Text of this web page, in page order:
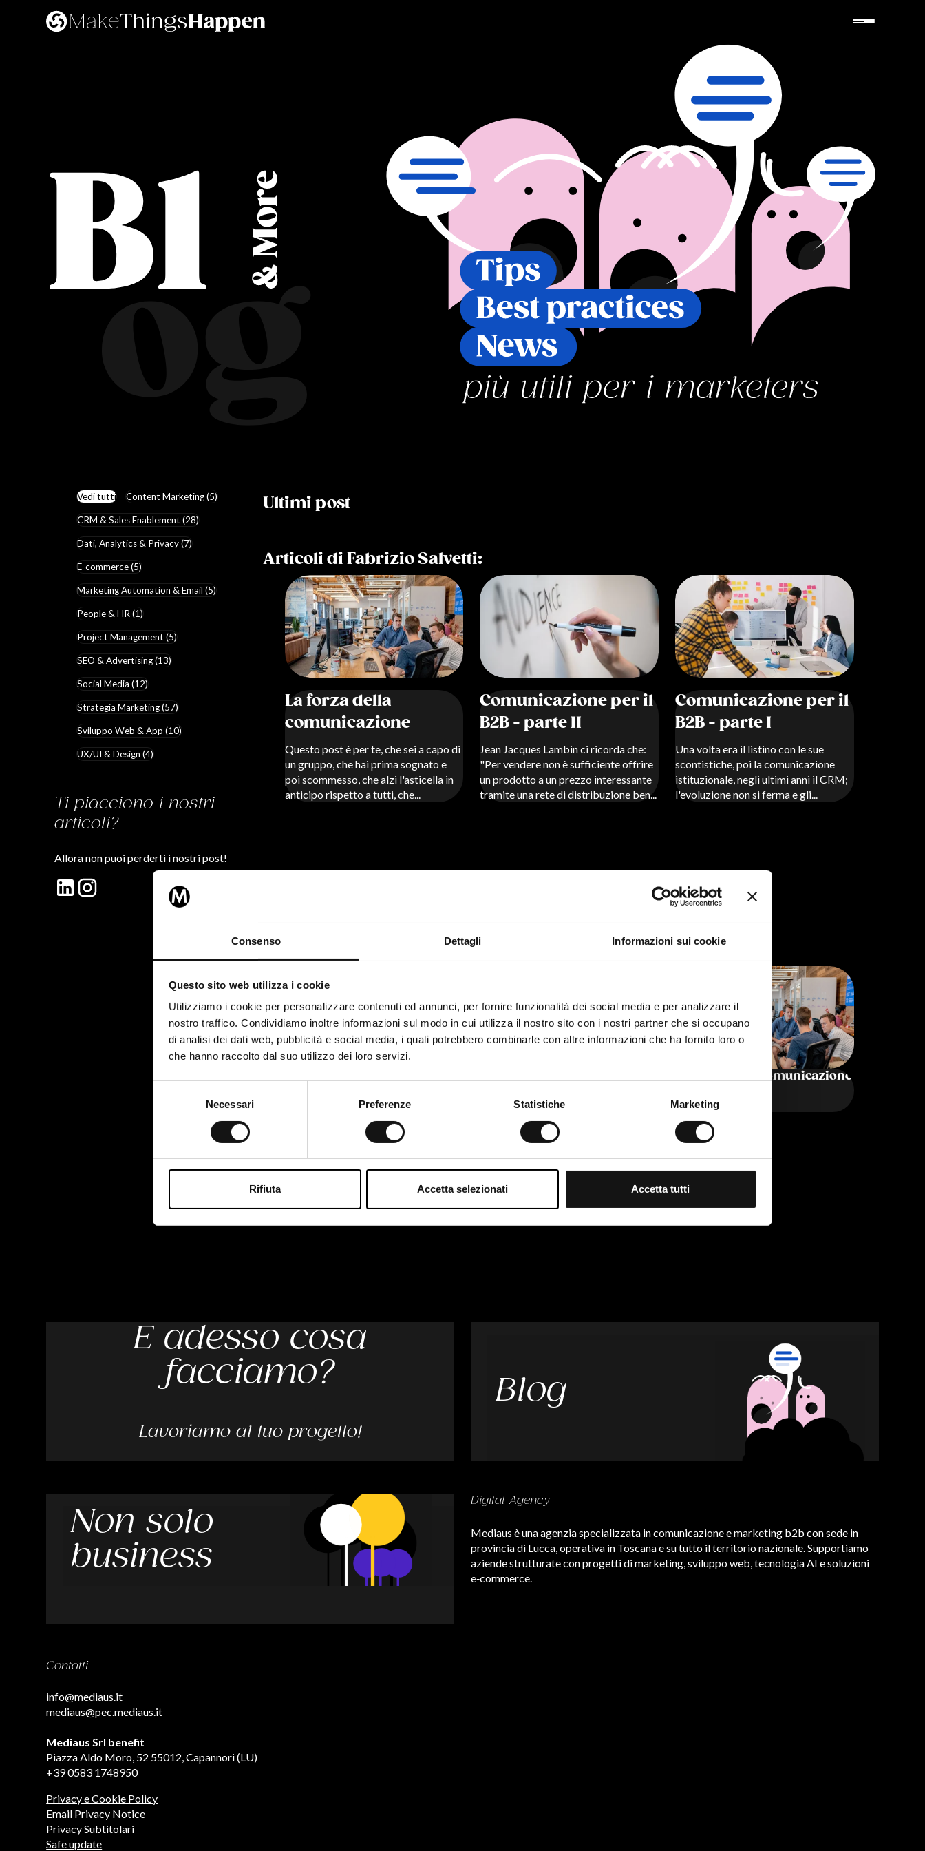
Consenso Dettagli Informazioni sui cookie
Questo sito web utilizza i cookie
Utilizziamo i cookie per personalizzare contenuti ed annunci, per fornire funzionalità dei social media e per analizzare il
nostro traffico. Condividiamo inoltre informazioni sul modo in cui utilizza il nostro sito con i nostri partner che si occupano
di analisi dei dati web, pubblicità e social media, i quali potrebbero combinarle con altre informazioni che ha fornito loro o
che hanno raccolto dal suo utilizzo dei loro servizi.
Necessari Preferenze Statistiche Marketing
Rifiuta Accetta selezionati Accetta tutti
Lavora con noi
Contatti
Vedi tutti Content Marketing (5)
CRM & Sales Enablement (28)
Dati, Analytics & Privacy (7)
E-commerce (5)
Marketing Automation & Email (5)
People & HR (1)
Project Management (5)
SEO & Advertising (13)
Social Media (12)
Strategia Marketing (57)
Sviluppo Web & App (10)
UX/UI & Design (4)
Ti piacciono i nostri
articoli?
Allora non puoi perderti i nostri post!
Ultimi post
Articoli di Fabrizio Salvetti:
La forza della
comunicazione
Questo post è per te, che sei a capo di
un gruppo, che hai prima sognato e
poi scommesso, che alzi l'asticella in
anticipo rispetto a tutti, che...
Comunicazione per il
B2B - parte II
Jean Jacques Lambin ci ricorda che:
"Per vendere non è sufficiente offrire
un prodotto a un prezzo interessante
tramite una rete di distribuzione ben...
Comunicazione per il
B2B - parte I
Una volta era il listino con le sue
scontistiche, poi la comunicazione
istituzionale, negli ultimi anni il CRM;
l'evoluzione non si ferma e gli...
Articoli di Fabrizio Salvetti:
Strategia Marketing
La forza della comunicazione
Strategia Marketing
E adesso cosa
facciamo?
Lavoriamo al tuo progetto!
Blog
Non solo
business
Digital Agency
Mediaus è una agenzia specializzata in comunicazione e marketing b2b con sede in
provincia di Lucca, operativa in Toscana e su tutto il territorio nazionale. Supportiamo
aziende strutturate con progetti di marketing, sviluppo web, tecnologia AI e soluzioni
e‑commerce.
Contatti
info@mediaus.it
mediaus@pec.mediaus.it
Mediaus Srl benefit
Piazza Aldo Moro, 52 55012, Capannori (LU)
+39 0583 1748950
Privacy e Cookie Policy
Email Privacy Notice
Privacy Subtitolari
Safe update